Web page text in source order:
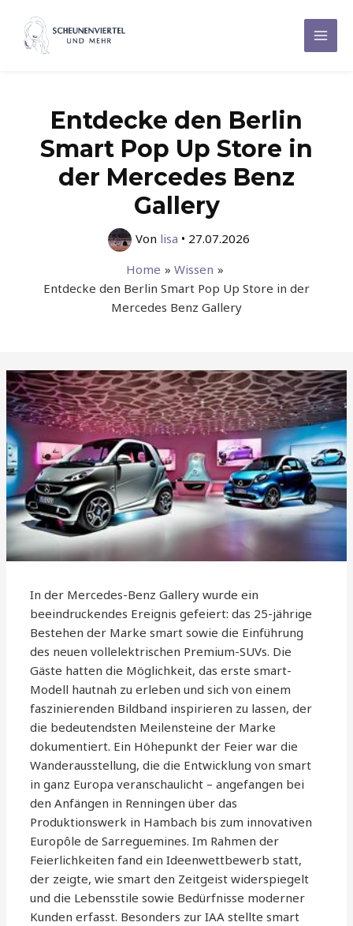
Inhalt
springen
Main
Entdecke den Berlin
Smart Pop Up Store in
der Mercedes Benz
Gallery
Von lisa • 27.07.2026
Home
Wissen
Entdecke den Berlin Smart Pop Up Store in der
Mercedes Benz Gallery
In der Mercedes-Benz Gallery wurde ein
beeindruckendes Ereignis gefeiert: das 25-jährige
Bestehen der Marke smart sowie die Einführung
des neuen vollelektrischen Premium-SUVs. Die
Gäste hatten die Möglichkeit, das erste smart-
Modell hautnah zu erleben und sich von einem
faszinierenden Bildband inspirieren zu lassen, der
die bedeutendsten Meilensteine der Marke
dokumentiert. Ein Höhepunkt der Feier war die
Wanderausstellung, die die Entwicklung von smart
in ganz Europa veranschaulicht – angefangen bei
den Anfängen in Renningen über das
Produktionswerk in Hambach bis zum innovativen
Europôle de Sarreguemines. Im Rahmen der
Feierlichkeiten fand ein Ideenwettbewerb statt,
der zeigte, wie smart den Zeitgeist widerspiegelt
und die Lebensstile sowie Bedürfnisse moderner
Kunden erfasst. Besonders zur IAA stellte smart